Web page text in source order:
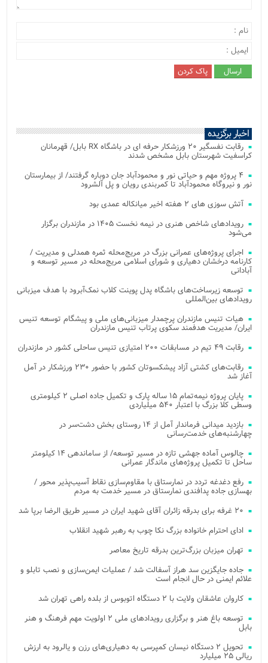
اخبار برگزیده
رقابت نفسگیر ۲۰ ورزشکار حرفه ای در باشگاه RX بابل/ قهرمانان
کراسفیت شهرستان بابل مشخص شدند
۴ پروژه مهم و حیاتی نور و محمودآباد جان دوباره گرفتند/ از بیمارستان
نور و نیروگاه محمودآباد تا کمربندی رویان و پل آلشرود
آتش‌ سوزی‌ های ۲ هفته اخیر میانکاله عمدی بود
رویدادهای شاخص هنری در نیمه نخست ۱۴۰۵ در مازندران برگزار
می‌شود
اجرای پروژه‌های عمرانی بزرگ در مریج‌محله ثمره همدلی و مدیریت /
کارنامه درخشان دهیاری و شورای اسلامی مریج‌محله در مسیر توسعه و
آبادانی
توسعه زیرساخت‌های باشگاه پدل پوینت کلاب نمک‌آبرود با هدف میزبانی
رویدادهای بین‌المللی
هیات تنیس مازندران پرچمدار میزبانی‌های ملی و پیشگام توسعه تنیس
ایران/ مدیریت هدفمند سکوی پرتاب تنیس مازندران
رقابت ۴۹ تیم در مسابقات ۲۰۰ امتیازی تنیس ساحلی کشور در مازندران
رقابت‌های کشتی آزاد پیشکسوتان کشور با حضور ۲۳۰ ورزشکار در آمل
آغاز شد
پایان پروژه نیمه‌تمام ۱۵ ساله پارک و تکمیل جاده اصلی ۲ کیلومتری
وسطی کلا بزرگ با اعتبار ۵۴۰ میلیاردی
بازدید میدانی فرماندار آمل از ۱۴ روستای بخش دشت‌سر در
چهارشنبه‌های خدمت‌رسانی
چالوس آماده جهشی تازه در مسیر توسعه/ از ساماندهی ۱۴ کیلومتر
ساحل تا تکمیل پروژه‌های ماندگار عمرانی
رفع دغدغه تردد در نمارستاق با مقاوم‌سازی نقاط آسیب‌پذیر محور /
بهسازی جاده پدافندی نمارستاق در مسیر خدمت به مردم
۲۰ غرفه برای بدرقه زائران آقای شهید ایران در مسیر طریق الرضا برپا شد
ادای احترام خانواده بزرگ نکا چوب به رهبر شهید انقلاب
تهران میزبان بزرگ‌ترین بدرقه تاریخ معاصر
جاده جایگزین سد هراز آسفالت شد / عملیات ایمن‌سازی و نصب تابلو و
علائم ایمنی در حال انجام است
کاروان عاشقان ولایت با ۲ دستگاه اتوبوس از بلده راهی تهران شد
توسعه باغ هنر و برگزاری رویدادهای ملی ۲ اولویت مهم فرهنگ و هنر
بابل
تحویل ۲ دستگاه نیسان کمپرسی به دهیاری‌های رزن و یالرود به ارزش
ریالی ۲۵ میلیارد